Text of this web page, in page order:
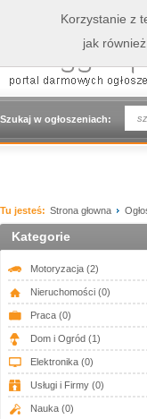
Szukaj w ogłoszeniach:
Tu jesteś: Strona głowna
Kategorie
Motoryzacja (2)
Nieruchomości (0)
Praca (0)
Dom i Ogród (1)
Elektronika (0)
Usługi i Firmy (0)
Nauka (0)
Korzystanie z
jak